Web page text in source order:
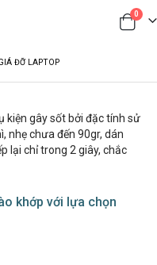
0
ĐỠ LAPTOP
kiện gây sốt bởi đặc tính sử
nhẹ chưa đến 90gr, dán
lại chỉ trong 2 giây, chắc
khớp với lựa chọn